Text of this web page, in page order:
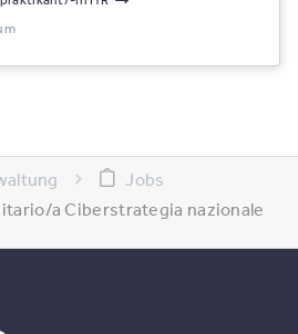
Jobs
a Ciberstrategia nazionale